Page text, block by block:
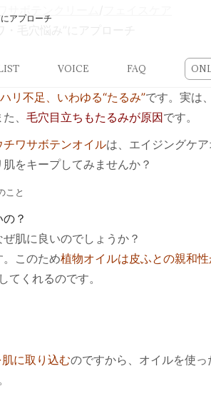
アプローチ
VOICE FAQ
リ不足、いわゆる“たるみ”です。実は、
、 毛穴目立ちもたるみが原因です。
ワサボテンオイルは、エイジングケ
をキープしてみませんか？
こと
？
肌に良いのでしょうか？
このため植物オイルは皮ふとの親和
てくれるのです。
肌に取り込むのですから、オイルを使